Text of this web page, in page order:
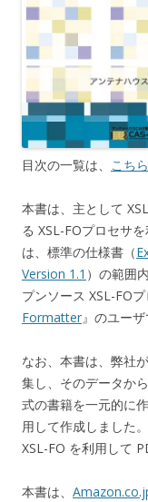
目次の一覧は、 こちら
本書は、主として
る XSL-FOプロセサ
は、標準の仕様書（
Version 1.1 ）の範囲
プンソース XSL-FO
Formatter』のユー
なお、本書は、弊社
集し、そのデータか
式の書籍を一元的に
用して作成しました
XSL-FO を利用して
本書は、